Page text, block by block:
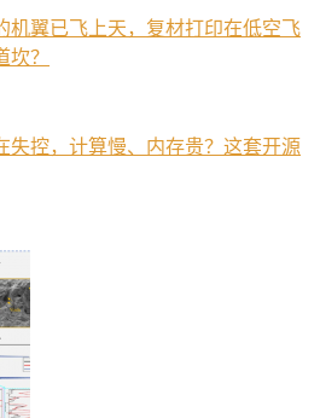
机翼已飞上天，复材打印在低空飞
？
失控，计算慢、内存贵？这套开源